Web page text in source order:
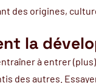
des origines,
la
à entrer
des autres.